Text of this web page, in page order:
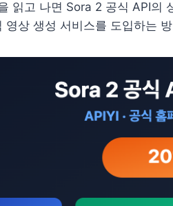
읽고 나면 Sora 2 공식 API의
영상 생성 서비스를 도입하는